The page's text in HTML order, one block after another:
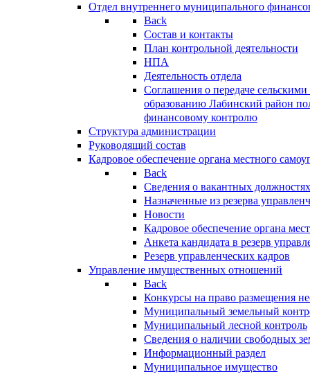
Отдел внутреннего муниципального
Back
Состав и контакты
План контрольной деятельности
НПА
Деятельность отдела
Соглашения о передаче
образованию Лабинский район
финансовому контролю
Структура администрации
Руководящий состав
Кадровое обеспечение органа местного
Back
Сведения о вакантных
Назначенные из резерва
Новости
Кадровое обеспечение органа
Анкета кандидата в резерв
Резерв управленческих кадров
Управление имущественных отношений
Back
Конкурсы на право размещения
Муниципальный земельный
Муниципальный лесной контроль
Сведения о наличии свободных
Информационный раздел
Муниципальное имущество